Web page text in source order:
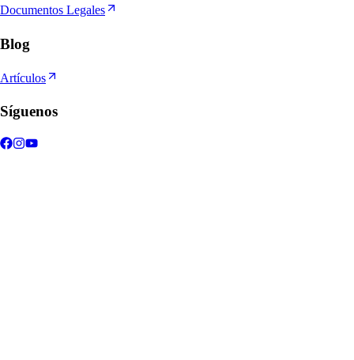
Documentos Legales
Blog
Artículos
Síguenos